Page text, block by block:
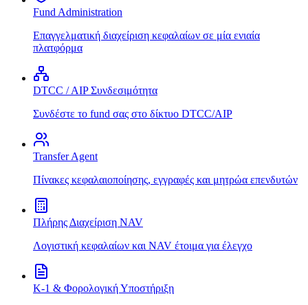
Fund Administration
Επαγγελματική διαχείριση κεφαλαίων σε μία ενιαία
πλατφόρμα
DTCC / AIP Συνδεσιμότητα
Συνδέστε το fund σας στο δίκτυο DTCC/AIP
Transfer Agent
Πίνακες κεφαλαιοποίησης, εγγραφές και μητρώα επενδυτών
Πλήρης Διαχείριση NAV
Λογιστική κεφαλαίων και NAV έτοιμα για έλεγχο
K-1 & Φορολογική Υποστήριξη